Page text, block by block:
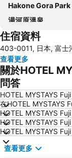
Hakone Gora Park
湯河原溫泉
大涌谷溫泉
Ashinoko Lake
小涌谷溫泉
Fuji-Q Highland
Odawara Station
住宿資料
403-0011, 日本, 富士
查看更多
關於HOTEL
問答
HOTEL MYSTAYS
在HOTEL MYSTAYS
HOTEL MYSTAYS
HOTEL MYSTAYS
HOTEL MYSTAYS
查看更多